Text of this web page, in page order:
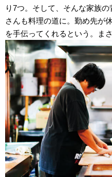
り7つ。そして、そんな家族
さんも料理の道に。勤め先が
を手伝ってくれるという。ま